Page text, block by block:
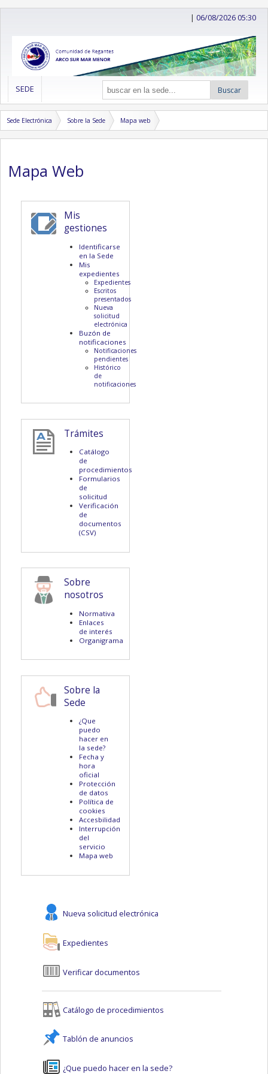
|06/08/2026 05:30
SEDE Buscar
Sede Electrónica Sobre la Sede Mapa web
Mapa Web
Mis
gestiones
Identificarse
en la Sede
Mis
expedientes
Expedientes
Escritos
presentados
Nueva
solicitud
electrónica
Buzón de
notificaciones
Notificaciones
pendientes
Histórico
de
notificaciones
Trámites
Catálogo
de
procedimientos
Formularios
de
solicitud
Verificación
de
documentos
(CSV)
Sobre
nosotros
Normativa
Enlaces
de interés
Organigrama
Sobre la
Sede
¿Que
puedo
hacer en
la sede?
Fecha y
hora
oficial
Protección
de datos
Política de
cookies
Accesbilidad
Interrupción
del
servicio
Mapa web
Nueva solicitud electrónica
Expedientes
Verificar documentos
Catálogo de procedimientos
Tablón de anuncios
¿Que puedo hacer en la sede?